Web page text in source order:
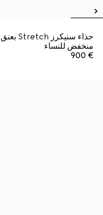
حذاء سنيكرز Stretch بعنق
منخفض للنساء
€ 900